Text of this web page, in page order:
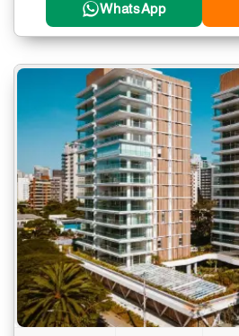
WhatsApp